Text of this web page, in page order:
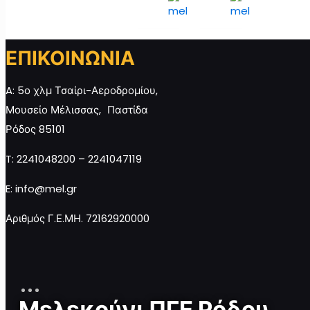
Προσθήκη
καλάθι
Προσθήκη
καλάθι
καλάθι
Μελεκούνι
ΠΓΕ σε
ΕΠΙΚΟΙΝΩΝΙΑ
A: 5ο χλμ Τσαίρι-Αεροδρομίου,
Μουσείο Μέλισσας, Παστίδα
Ρόδος 85101
T: 2241048200 – 2241047119
E: info@mel.gr
Αριθμός Γ.Ε.ΜΗ. 72162920000